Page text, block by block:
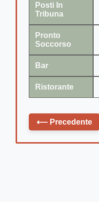
Posti In
Tribuna
Pronto
Soccorso
Bar
Ristorante
⟵ Precedente